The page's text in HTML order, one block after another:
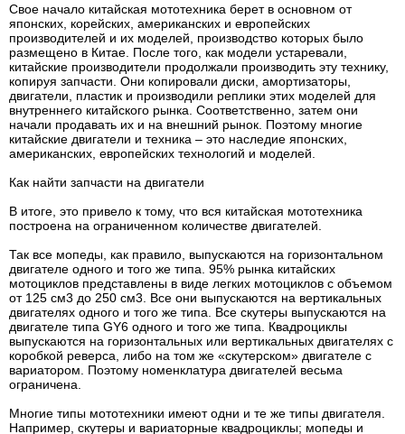
Свое начало китайская мототехника берет в основном от
японских, корейских, американских и европейских
производителей и их моделей, производство которых было
размещено в Китае. После того, как модели устаревали,
китайские производители продолжали производить эту технику,
копируя запчасти. Они копировали диски, амортизаторы,
двигатели, пластик и производили реплики этих моделей для
внутреннего китайского рынка. Соответственно, затем они
начали продавать их и на внешний рынок. Поэтому многие
китайские двигатели и техника – это наследие японских,
американских, европейских технологий и моделей.
Как найти запчасти на двигатели
В итоге, это привело к тому, что вся китайская мототехника
построена на ограниченном количестве двигателей.
Так все мопеды, как правило, выпускаются на горизонтальном
двигателе одного и того же типа. 95% рынка китайских
мотоциклов представлены в виде легких мотоциклов с объемом
от 125 см3 до 250 см3. Все они выпускаются на вертикальных
двигателях одного и того же типа. Все скутеры выпускаются на
двигателе типа GY6 одного и того же типа. Квадроциклы
выпускаются на горизонтальных или вертикальных двигателях с
коробкой реверса, либо на том же «скутерском» двигателе с
вариатором. Поэтому номенклатура двигателей весьма
ограничена.
Многие типы мототехники имеют одни и те же типы двигателя.
Например, скутеры и вариаторные квадроциклы; мопеды и